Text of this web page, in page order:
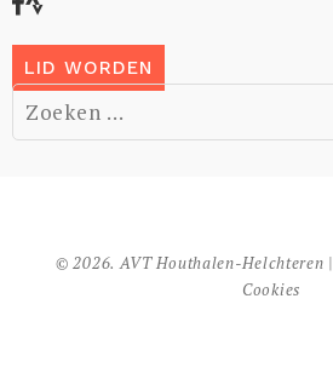
LID WORDEN
Zoek
naar:
© 2026. AVT Houthalen-Helchteren |
Cookies